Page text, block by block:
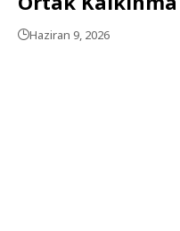
Haziran 9, 2026